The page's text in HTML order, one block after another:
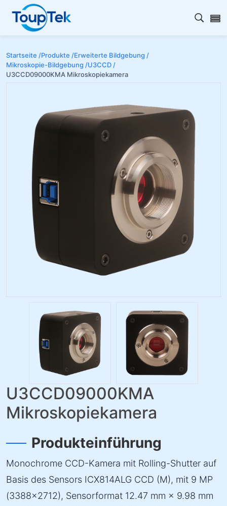
Open
Startseite /Produkte /Erweiterte Bildgebung /
Mikroskopie-Bildgebung /U3CCD /
U3CCD09000KMA Mikroskopiekamera
U3CCD09000KMA
Mikroskopiekamera
Produkteinführung
Monochrome CCD-Kamera mit Rolling-Shutter auf
Basis des Sensors ICX814ALG CCD (M), mit 9 MP
(3388×2712), Sensorformat 12.47 mm × 9.98 mm